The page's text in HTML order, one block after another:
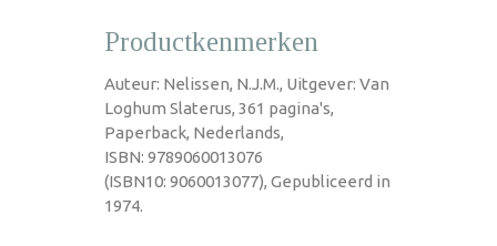
Productkenmerken
Auteur: Nelissen, N.J.M., Uitgever: Van
Loghum Slaterus, 361 pagina's,
Paperback, Nederlands,
ISBN: 9789060013076
(ISBN10: 9060013077), Gepubliceerd in
1974.